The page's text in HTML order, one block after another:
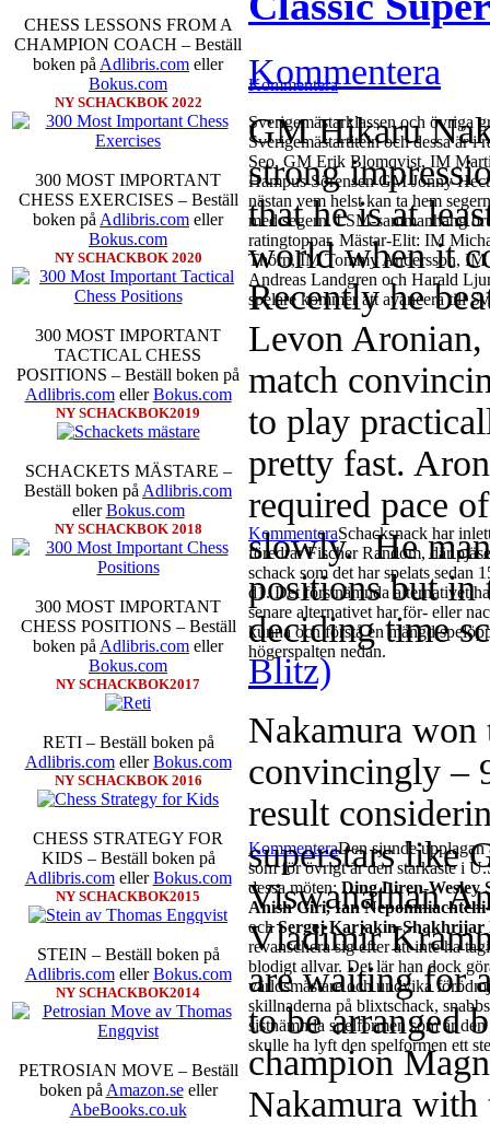
CHESS LESSONS FROM A
CHAMPION COACH – Beställ
boken på Adlibris.com eller
Bokus.com
NY SCHACKBOK 2022
300 MOST IMPORTANT
CHESS EXERCISES – Beställ
boken på Adlibris.com eller
Bokus.com
NY SCHACKBOK 2020
300 MOST IMPORTANT
TACTICAL CHESS
POSITIONS – Beställ boken på
Adlibris.comellerBokus.com
NY SCHACKBOK2019
SCHACKETS MÄSTARE –
Beställ boken på Adlibris.com
ellerBokus.com
NY SCHACKBOK 2018
300 MOST IMPORTANT
CHESS POSITIONS – Beställ
boken på Adlibris.com eller
Bokus.com
NY SCHACKBOK2017
RETI – Beställ boken på
Adlibris.comellerBokus.com
NY SCHACKBOK 2016
CHESS STRATEGY FOR
KIDS – Beställ boken på
Adlibris.comellerBokus.com
NY SCHACKBOK2015
STEIN – Beställ boken på
Adlibris.comellerBokus.com
NY SCHACKBOK2014
PETROSIAN MOVE – Beställ
boken på Amazon.seeller
AbeBooks.co.uk
Kommentera
Sverigemästarklassen och övriga
Sverigemästartiteln och dessa är
Seo, GM Erik Blomqvist, IM
Hampus Sörensen GM Jonny
nästan vem helst kan ta hem
med segern. I SM-sammanhang
ratingtoppar. Mästar-Elit: IM
Thörn, IM Tommy Andersson,
Andreas Landgren och Harald
spelare kommer att avancera till
KommenteraSchacksnack har
föredrar Fischer Random, där
schack som det har spelats sedan
d1. Det förstnämnda alternativet
senare alternativet har för- eller
kunna och förstå en mängd
högerspalten nedan.
KommenteraDen sjunde
som för övrigt är den starkaste i
dessa möten: Ding Liren-Wesley
Anish Giri, Ian
ochSergej Karjakin-
revanschera sig efter att inte ha
blodigt allvar. Det lär han dock
världsmästare och undvika
skillnaderna på blixtschack,
sistnämnda spelformen som är
skulle ha lyft den spelformen ett
Kommentera
GM Hikaru
strong
that he is at
world when it
Recently he
Levon
match
to play
pretty fast.
required pace
slowly. He
positions but in
deciding time
Blitz)
Nakamura
convincingly –
result
superstars like
Viswanathan
Vladimir
are waiting for
to be arranged
champion
Nakamura